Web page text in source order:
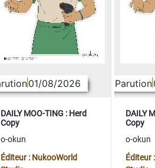
01/08/2026
DAILY MOO-TING : Herd
Copy
o-okun
Éditeur : NukooWorld
Parution
DAILY
Copy
o-okun
Éditeur